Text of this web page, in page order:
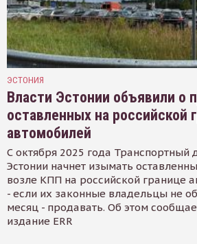
ЭСТОНИЯ
Власти Эстонии объявили о
оставленных на российской
автомобилей
С октября 2025 года Транспортный
Эстонии начнет изымать
возле КПП на российской границе
- если их законные владельцы не
месяц - продавать. Об этом
издание ERR